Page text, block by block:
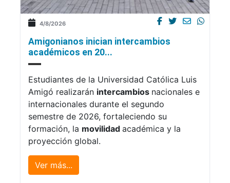
4/8/2026
Amigonianos inician intercambios
académicos en 20...
Estudiantes de la Universidad Católica Luis
Amigó realizarán intercambios nacionales e
internacionales durante el segundo
semestre de 2026, fortaleciendo su
formación, la movilidad académica y la
proyección global.
Ver más...